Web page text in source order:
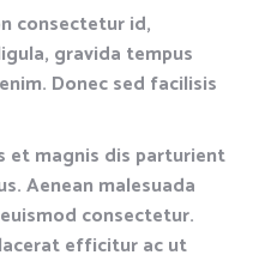
consectetur id,
gravida tempus
Donec sed facilisis
et magnis dis parturient
Aenean malesuada
consectetur.
efficitur ac ut